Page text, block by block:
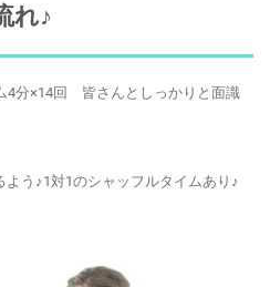
れ♪
4分×14回 皆さんとしっかりと面識
う♪1対1のシャッフルタイムあり♪